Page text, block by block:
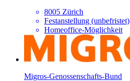
8005 Zürich
Festanstellung (unbefristet)
Homeoffice-Möglichkeit
Migros-Genossenschafts-Bund